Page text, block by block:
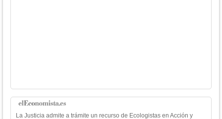
La Justicia admite a trámite un recurso de Ecologistas en Acción y